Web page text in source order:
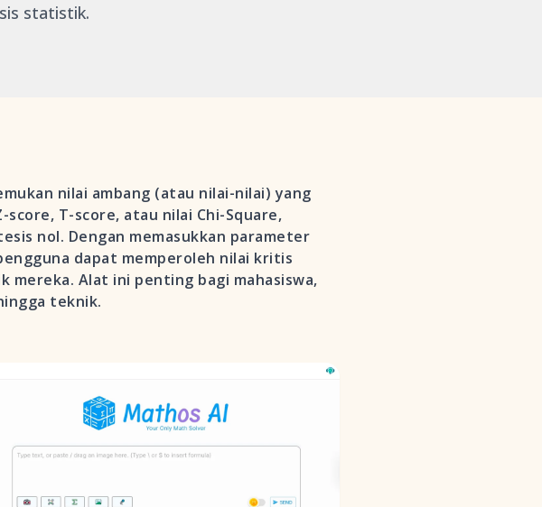
statistik.
nilai ambang (atau nilai-nilai) yang
T-score, atau nilai Chi-Square,
nol. Dengan memasukkan parameter
dapat memperoleh nilai kritis
Alat ini penting bagi mahasiswa,
teknik.